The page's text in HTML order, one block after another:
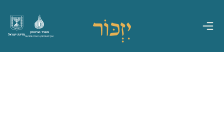
מדינת ישראל
משרד הביטחון
אגף משפחות, הנצחה ומורשת